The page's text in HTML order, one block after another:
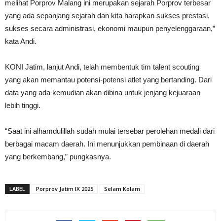
melihat Porprov Malang ini merupakan sejarah Porprov terbesar
yang ada sepanjang sejarah dan kita harapkan sukses prestasi,
sukses secara administrasi, ekonomi maupun penyelenggaraan,”
kata Andi.
KONI Jatim, lanjut Andi, telah membentuk tim talent scouting
yang akan memantau potensi-potensi atlet yang bertanding. Dari
data yang ada kemudian akan dibina untuk jenjang kejuaraan
lebih tinggi.
“Saat ini alhamdulillah sudah mulai tersebar perolehan medali dari
berbagai macam daerah. Ini menunjukkan pembinaan di daerah
yang berkembang,” pungkasnya.
LABEL Porprov Jatim IX 2025 Selam Kolam